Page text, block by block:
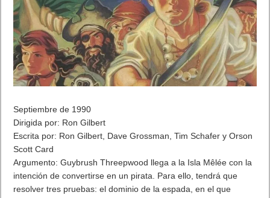
El mando tiene detección de movimientos, como el de la Wii.
De hecho, los juegos que presentan tienen un toque muy
Wii. Además de con el mando, se podrá jugar con el iPhone o
iPod Touch, lo que permite jugar a más de una persona a la
vez como en la consola.
televisión. TV OS tiene notificaciones, MLB puede enviar
noticiations sobre turnos al bate y grandes jugadas, y se abre
en pantalla dividida de inmediato. Bastante asombroso. NHL
Game Center estará Apple TV en 2016. La verdad es que
pinta muy bien la nueva Apple TV un híbrido entre consola y
smartv.